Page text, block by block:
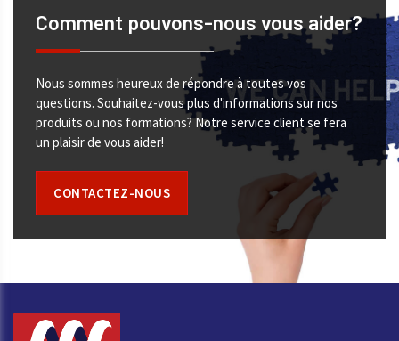
Comment pouvons-nous vous aider?
Nous sommes heureux de répondre à toutes vos
questions. Souhaitez-vous plus d'informations sur nos
produits ou nos formations? Notre service client se fera
un plaisir de vous aider!
CONTACTEZ-NOUS